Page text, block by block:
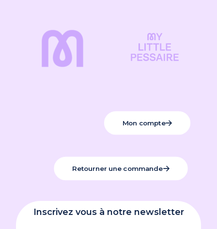
Mon compte
Retourner une commande
Inscrivez vous à notre newsletter